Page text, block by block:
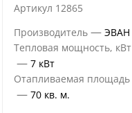
Артикул 12865
Производитель — ЭВАН
Тепловая мощность, кВт
— 7 кВт
Отапливаемая площадь
— 70 кв. м.